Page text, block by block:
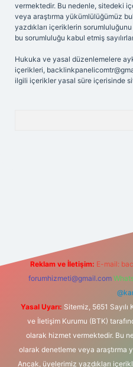
vermektedir. Bu nedenle, sitedeki
veya araştırma yükümlülüğümüz
yazdıkları içeriklerin
bu sorumluluğu kabul etmiş
Hukuka ve yasal düzenlemelere
içerikleri,
ilgili içerikler yasal süre içerisinde
Reklam ve İletişim: E-mail:
forumhizmeti@gmail.com
Yasal Uyarı: Sitemiz, 5651
ve İletişim Kurumu (BTK)
olarak hizmet vermektedir. Bu
olarak denetleme veya araştırma
Ancak, üyelerimiz yazdıkları